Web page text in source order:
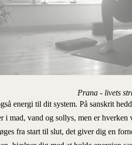
Prana - livets
energi til dit system. På sanskrit
i mad, vand og sollys, men er
fra start til slut, det giver dig en